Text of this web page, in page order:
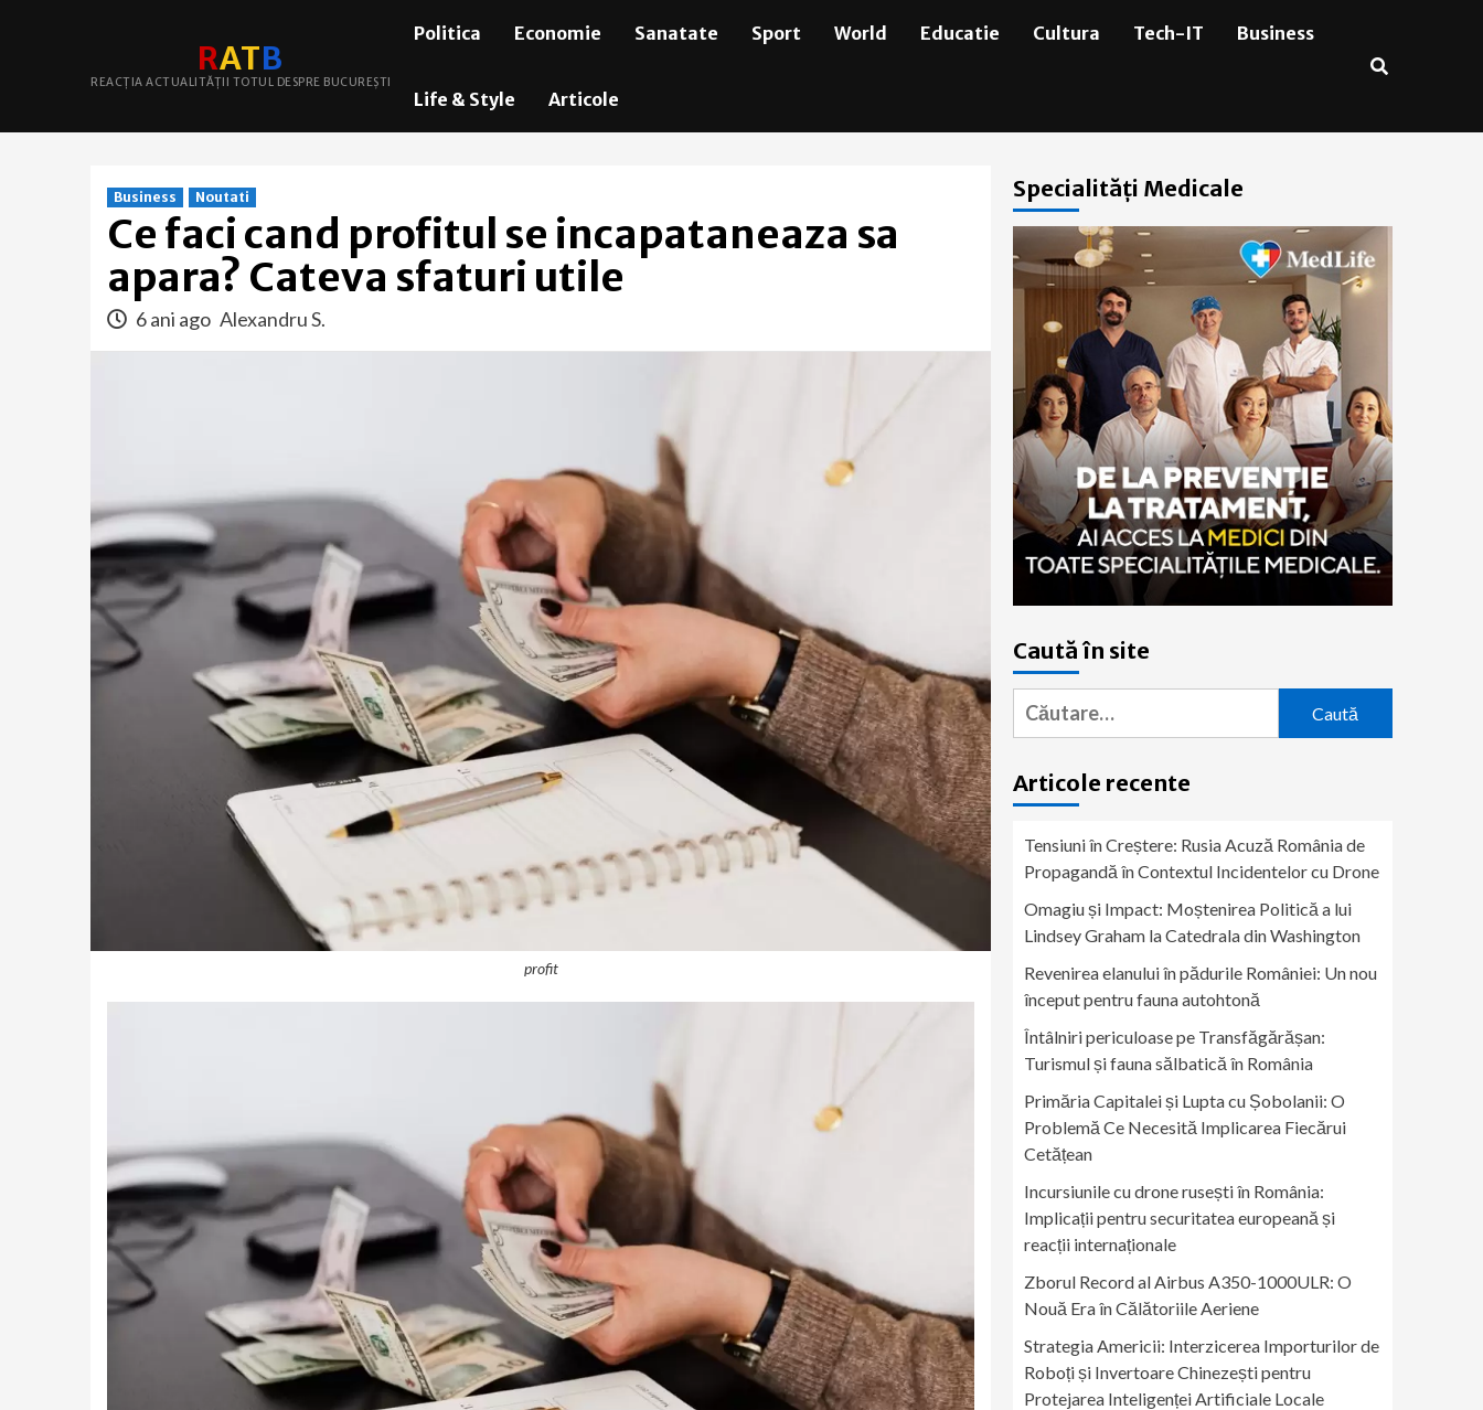
RATB
REACȚIA ACTUALITĂȚII TOTUL DESPRE BUCUREȘTI
Politica Economie Sanatate Sport World Educatie Cultura Tech-IT Business
Life & Style Articole
Business Noutati
Ce faci cand profitul se incapataneaza sa
apara? Cateva sfaturi utile
6 ani ago Alexandru S.
profit
Specialități Medicale
Caută în site
Caută
după:
Articole recente
Tensiuni în Creștere: Rusia Acuză România de
Propagandă în Contextul Incidentelor cu Drone
Omagiu și Impact: Moștenirea Politică a lui
Lindsey Graham la Catedrala din Washington
Revenirea elanului în pădurile României: Un nou
început pentru fauna autohtonă
Întâlniri periculoase pe Transfăgărășan:
Turismul și fauna sălbatică în România
Primăria Capitalei și Lupta cu Șobolanii: O
Problemă Ce Necesită Implicarea Fiecărui
Cetățean
Incursiunile cu drone rusești în România:
Implicații pentru securitatea europeană și
reacții internaționale
Zborul Record al Airbus A350-1000ULR: O
Nouă Era în Călătoriile Aeriene
Strategia Americii: Interzicerea Importurilor de
Roboți și Invertoare Chinezești pentru
Protejarea Inteligenței Artificiale Locale